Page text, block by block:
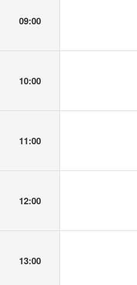
09:00
10:00
11:00
12:00
13:00